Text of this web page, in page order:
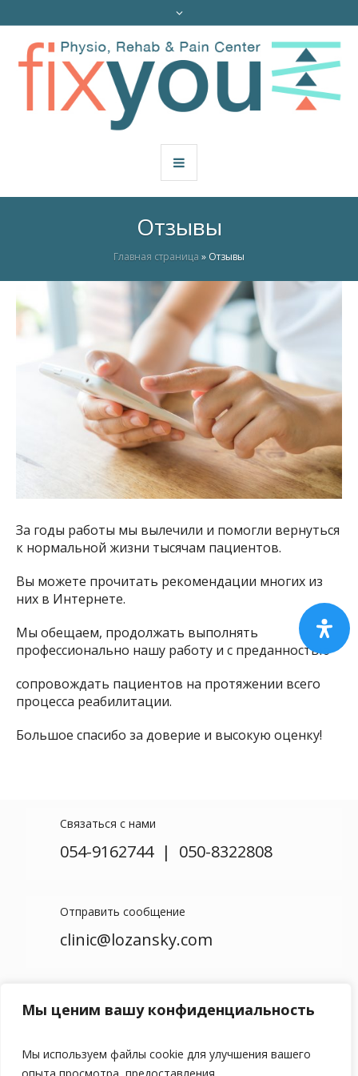
Мы ценим вашу конфиденциальность
Мы используем файлы cookie для улучшения вашего
Отзывы
Главная страница » Отзывы
За годы работы мы вылечили и помогли вернуться
к нормальной жизни тысячам пациентов.
Вы можете прочитать рекомендации многих из
них в Интернете.
Мы обещаем, продолжать выполнять
профессионально нашу работу и с преданностью
сопровождать пациентов на протяжении всего
процесса реабилитации.
Большое спасибо за доверие и высокую оценку!
Связаться с нами
054-9162744| 050-8322808
Отправить сообщение
clinic@lozansky.com
Вход С этаж 7